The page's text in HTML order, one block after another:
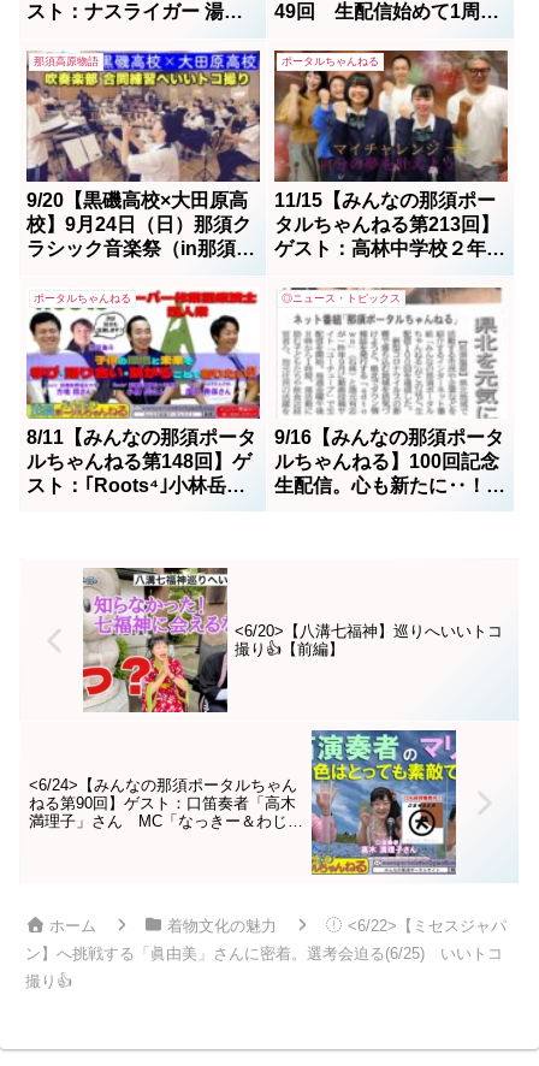
スト：ナスライガー 湯田
49回 生配信始めて1周年
が経ち、今夜は過去のゲス
ト出演者50余名の思い出
話をスタッフ一同が語り合
うと言う内容です。お楽し
みに
那須高原物語
9/20【黒磯高校×大田原高
校】9月24日（日）那須ク
ラシック音楽祭（in那須町
同練習
ポータルちゃんねる
11/15【みんなの那須ポー
タルちゃんねる第213回】
ゲスト：高林中学校２年生
の生徒、おむすびサポート
玉手明 MC：ボス＆か
をりん
ポータルちゃんねる
8/11【みんなの那須ポータ
ルちゃんねる第148回】ゲ
スト：｢Roots⁴｣小林岳、
塩田典保、方喰醇MC：ビ
◎ニュース・トピックス
9/16【みんなの那須ポータ
ルちゃんねる】100回記念
生配信。心も新たに‥！ス
<6/20>【八溝七福神】巡りへいいトコ
撮り👍【前編】
<6/24>【みんなの那須ポータルちゃん
ねる第90回】ゲスト：口笛奏者「高木
満理子」さん MC「なっきー＆わじ
ホーム 着物文化の魅力
<6/22>【ミセスジャパ
ン】へ挑戦する「眞由美」さんに密着。選考会迫る(6/25) いいトコ
撮り👍